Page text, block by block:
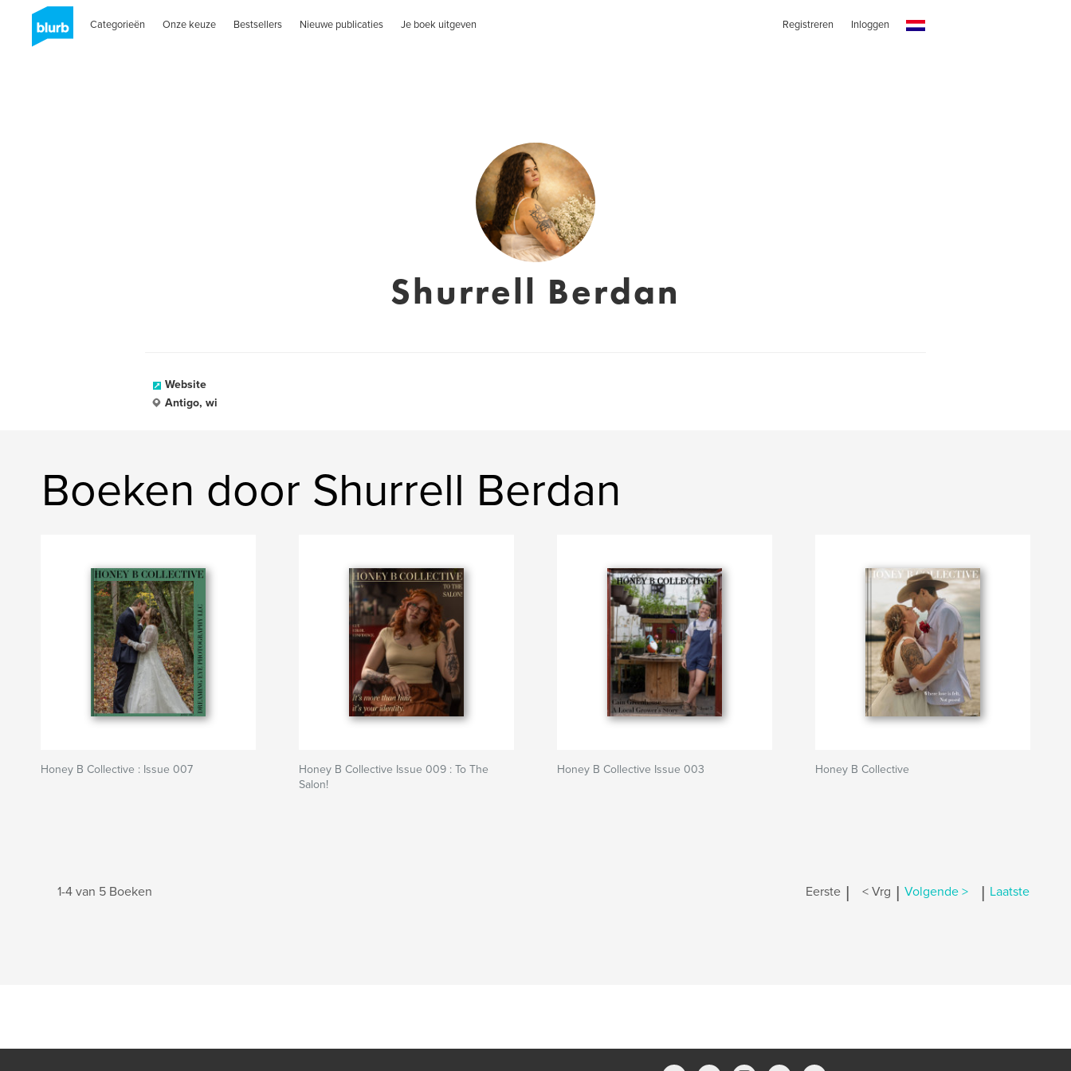
Categorieën Onze keuze Bestsellers Nieuwe publicaties Je boek uitgeven Registreren Inloggen
Shurrell Berdan
Website
Antigo, wi
Boeken door Shurrell Berdan
Honey B Collective : Issue 007
Honey B Collective Issue 009 : To The
Salon!
Honey B Collective Issue 003 Honey B Collective
1-4 van 5 Boeken Eerste | < Vrg | Volgende > | Laatste